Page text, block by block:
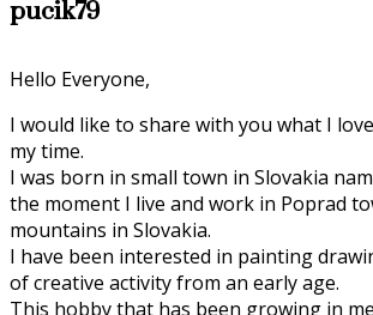
Hello Everyone,
I would like to share with you what I
my time.
I was born in small town in Slovakia
the moment I live and work in Poprad
mountains in Slovakia.
I have been interested in painting
of creative activity from an early age.
This hobby that has been growing in